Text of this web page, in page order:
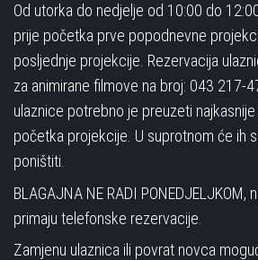
Od utorka do nedjelje od 10:00 do
prije početka prve popodnevne
posljednje projekcije. Rezervacija
za animirane filmove na broj: 043 217-
ulaznice potrebno je preuzeti
početka projekcije. U suprotnom će ih
poništiti.
BLAGAJNA NE RADI
primaju telefonske rezervacije.
Zamjenu ulaznica ili povrat novca